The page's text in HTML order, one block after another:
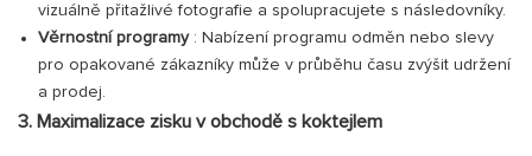
vizuálně přitažlivé fotografie a spolupracujete s následovníky.
Věrnostní programy : Nabízení programu odměn nebo slevy
pro opakované zákazníky může v průběhu času zvýšit udržení
a prodej.
3. Maximalizace zisku v obchodě s koktejlem